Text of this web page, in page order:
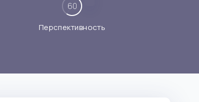
60
Перспективность